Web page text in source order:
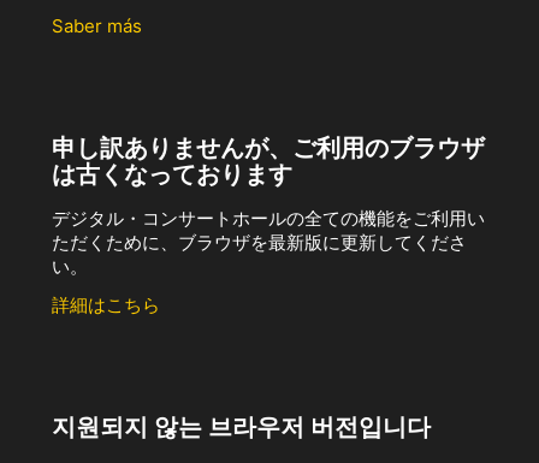
Saber más
申し訳ありませんが、ご利用のブラウザ
は古くなっております
デジタル・コンサートホールの全ての機能をご利用い
ただくために、ブラウザを最新版に更新してくださ
い。
詳細はこちら
지원되지 않는 브라우저 버전입니다